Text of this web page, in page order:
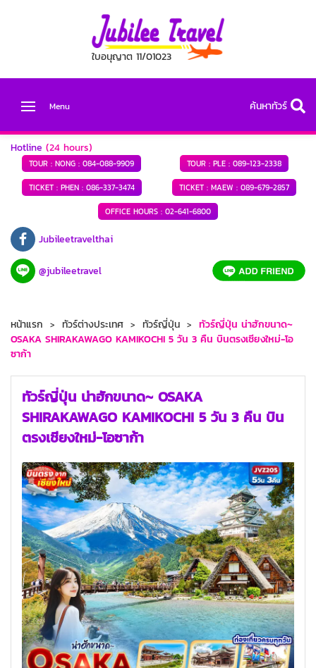
ใบอนุญาต 11/01023
Menu ค้นหาทัวร์
Hotline (24 hours)
TOUR : NONG : 084-088-9909 TOUR : PLE : 089-123-2338
TICKET : PHEN :086-337-3474 TICKET : MAEW : 089-679-2857
OFFICE HOURS : 02-641-6800
Jubileetravelthai
@jubileetravel
หน้าแรก ทัวร์ต่างประเทศ ทัวร์ญี่ปุ่น
ทัวร์ญี่ปุ่น น่าฮักขนาด~
OSAKA SHIRAKAWAGO KAMIKOCHI 5 วัน 3 คืน บินตรงเชียงใหม่-โอ
ซาก้า
ทัวร์ญี่ปุ่น น่าฮักขนาด~ OSAKA
SHIRAKAWAGO KAMIKOCHI 5 วัน 3 คืน บิน
ตรงเชียงใหม่-โอซาก้า